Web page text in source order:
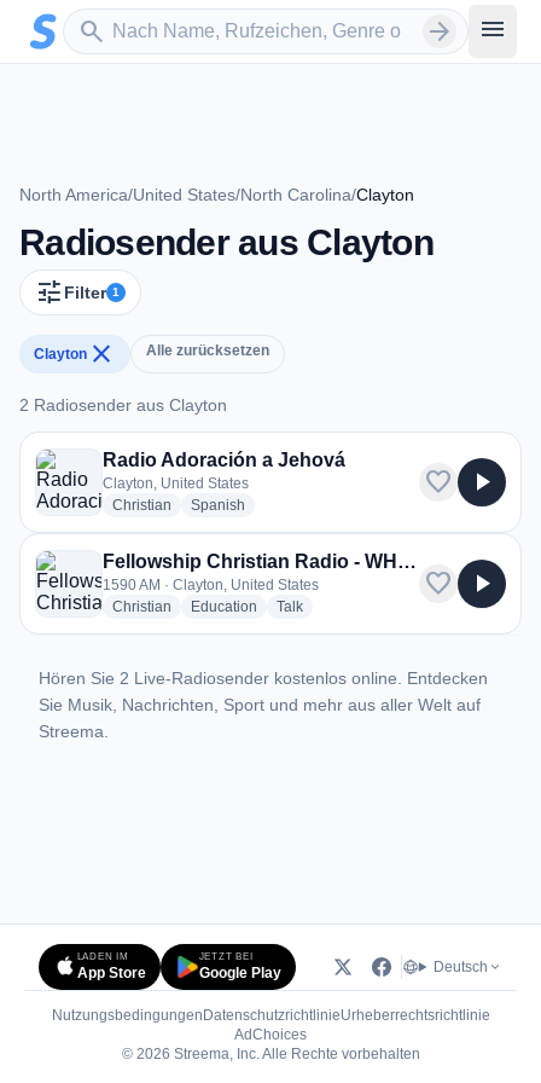
Zum Hauptinhalt springen
search
Sender suchen arrow_forward menu
North America/United States/North Carolina/Clayton
Radiosender aus Clayton
tune Filter 1
Clayton close Alle zurücksetzen
2 Radiosender aus Clayton
2 Radiosender aus Clayton
Radio Adoración a Jehová
Clayton, United States
Christian radio stations
Spanish
favorite play_arrow
Fellowship Christian Radio - WHPY
1590 AM · Clayton, United States
Christian radio stations
Education radio stations
Talkradio stations
favorite play_arrow
Hören Sie 2 Live-Radiosender kostenlos online. Entdecken
Sie Musik, Nachrichten, Sport und mehr aus aller Welt auf
Streema.
LADEN IM
App Store
JETZT BEI
Google Play Deutsch
Nutzungsbedingungen DatenschutzrichtlinieUrheberrechtsrichtlinie
AdChoices(öffnet in neuem Tab)
© 2026 Streema, Inc. Alle Rechte vorbehalten